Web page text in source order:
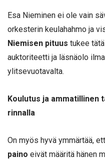
Esa Nieminen ei ole vain
orkesterin keulahahmo ja
Niemisen pituus tukee
auktoriteetti ja läsnäolo
ylitsevuotavalta.
Koulutus ja ammatillinen
rinnalla
On myös hyvä ymmärtää,
paino eivät määritä hänen